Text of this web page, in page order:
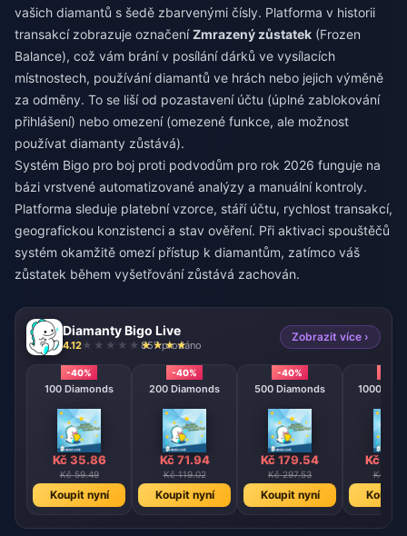
vašich diamantů s šedě zbarvenými čísly. Platforma v historii
transakcí zobrazuje označeníZmrazený zůstatek (Frozen
Balance), což vám brání v posílání dárků ve vysílacích
místnostech, používání diamantů ve hrách nebo jejich výměně
za odměny. To se liší od pozastavení účtu (úplné zablokování
přihlášení) nebo omezení (omezené funkce, ale možnost
používat diamanty zůstává).
Systém Bigo pro boj proti podvodům pro rok 2026 funguje na
bázi vrstvené automatizované analýzy a manuální kontroly.
Platforma sleduje platební vzorce, stáří účtu, rychlost transakcí,
geografickou konzistenci a stav ověření. Při aktivaci spouštěčů
systém okamžitě omezí přístup k diamantům, zatímco váš
zůstatek během vyšetřování zůstává zachován.
Diamanty Bigo Live
4.12 857 prodáno
Zobrazit více ›
-40%
100 Diamonds
Kč 35.86
Kč 59.49
Koupit nyní
-40%
200 Diamonds
Kč 71.94
Kč 119.02
Koupit nyní
-40%
500 Diamonds
Kč 179.54
Kč 297.53
Koupit nyní
1000
Kč
Kč
Koupit